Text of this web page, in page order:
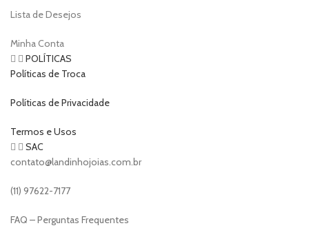
Lista de Desejos
Minha Conta
POLÍTICAS
Políticas de Troca
Políticas de Privacidade
Termos e Usos
SAC
contato@landinhojoias.com.br
(11) 97622-7177
FAQ – Perguntas Frequentes